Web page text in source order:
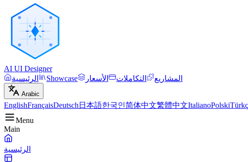
AI UI Designer
الرئيسية
Showcase المشاريع التكاملات الأسعار
Arabic
EnglishFrançaisDeutsch 日本語한국인简体中文繁體中文ItalianoPolski
Menu
Main
الرئيسية